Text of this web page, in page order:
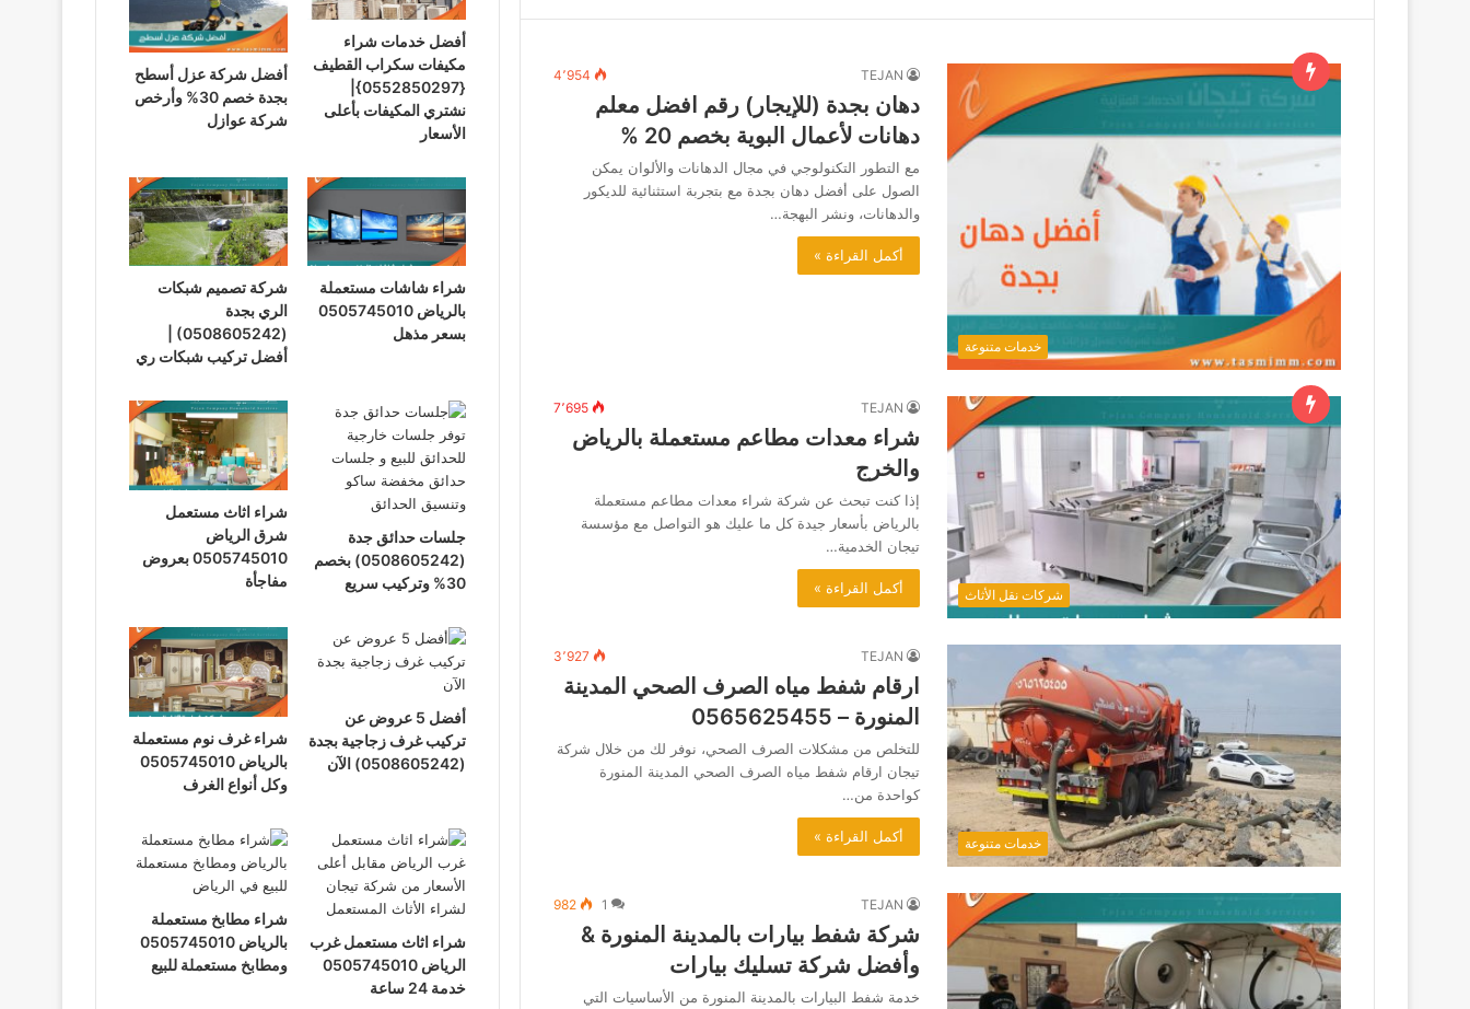
خدمات متنوعة
TEJAN 4٬954
دهان بجدة (للإيجار) رقم افضل معلم
دهانات لأعمال البوية بخصم 20 %
مع التطور التكنولوجي في مجال الدهانات والألوان يمكن
الصول على أفضل دهان بجدة مع بتجربة استثنائية للديكور
والدهانات، ونشر البهجة…
أكمل القراءة »
شركات نقل الأثاث
TEJAN 7٬695
شراء معدات مطاعم مستعملة بالرياض
والخرج
إذا كنت تبحث عن شركة شراء معدات مطاعم مستعملة
بالرياض بأسعار جيدة كل ما عليك هو التواصل مع مؤسسة
تيجان الخدمية…
أكمل القراءة »
خدمات متنوعة
TEJAN 3٬927
ارقام شفط مياه الصرف الصحي المدينة
المنورة – 0565625455
للتخلص من مشكلات الصرف الصحي، نوفر لك من خلال شركة
تيجان ارقام شفط مياه الصرف الصحي المدينة المنورة
كواحدة من…
أكمل القراءة »
TEJAN
1
982
شركة شفط بيارات بالمدينة المنورة &
وأفضل شركة تسليك بيارات
خدمة شفط البيارات بالمدينة المنورة من الأساسيات التي
أفضل خدمات شراء
مكيفات سكراب القطيف
{0552850297}|
نشتري المكيفات بأعلى
الأسعار
أفضل شركة عزل أسطح
بجدة خصم 30% وأرخص
شركة عوازل
شراء شاشات مستعملة
بالرياض 0505745010
بسعر مذهل
شركة تصميم شبكات
الري بجدة
(0508605242) |
أفضل تركيب شبكات ري
جلسات حدائق جدة
(0508605242) بخصم
30% وتركيب سريع
شراء اثاث مستعمل
شرق الرياض
0505745010 بعروض
مفاجأة
أفضل 5 عروض عن
تركيب غرف زجاجية بجدة
(0508605242) الآن
شراء غرف نوم مستعملة
بالرياض 0505745010
وكل أنواع الغرف
شراء اثاث مستعمل غرب
الرياض 0505745010
خدمة 24 ساعة
شراء مطابخ مستعملة
بالرياض 0505745010
ومطابخ مستعملة للبيع